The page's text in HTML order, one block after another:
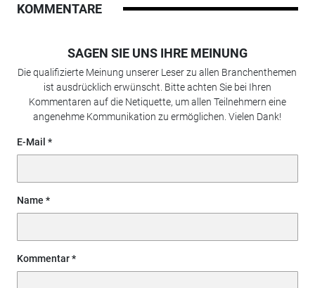
KOMMENTARE
SAGEN SIE UNS IHRE MEINUNG
Die qualifizierte Meinung unserer Leser zu allen Branchenthemen
ist ausdrücklich erwünscht. Bitte achten Sie bei Ihren
Kommentaren auf die Netiquette, um allen Teilnehmern eine
angenehme Kommunikation zu ermöglichen. Vielen Dank!
E-Mail
Name
Kommentar